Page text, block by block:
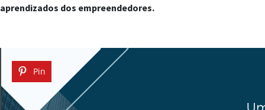
aprendizados dos empreendedores.
Pin